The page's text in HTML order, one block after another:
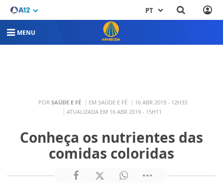
PT
MENU
POR SAÚDE E FÉ EM SAÚDE E FÉ
16 ABR 2019 - 12H33
ATUALIZADA EM 16 ABR 2019 - 15H11
Conheça os nutrientes das
comidas coloridas